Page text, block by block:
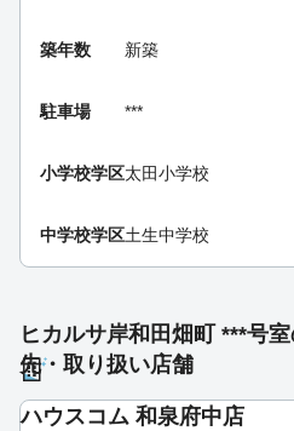
築年数 新築
駐車場 ***
小学校学区太田小学校
中学校学区土生中学校
ヒカルサ岸和田畑町 ***号
先・取り扱い店舗
ハウスコム 和泉府中店